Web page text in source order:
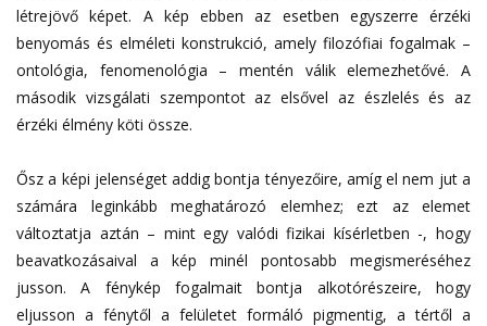
létrejövő képet. A kép ebben az esetben egyszerre érzéki
benyomás és elméleti konstrukció, amely filozófiai fogalmak –
ontológia, fenomenológia – mentén válik elemezhetővé. A
második vizsgálati szempontot az elsővel az észlelés és az
érzéki élmény köti össze.
Ősz a képi jelenséget addig bontja tényezőire, amíg el nem jut a
számára leginkább meghatározó elemhez; ezt az elemet
változtatja aztán – mint egy valódi fizikai kísérletben -, hogy
beavatkozásaival a kép minél pontosabb megismeréséhez
jusson. A fénykép fogalmait bontja alkotórészeire, hogy
eljusson a fénytől a felületet formáló pigmentig, a tértől a